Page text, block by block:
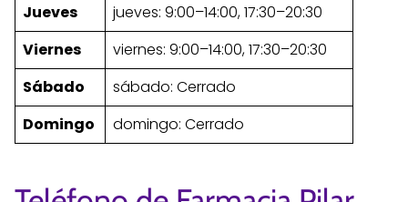
Jueves
jueves: 9:00–14:00, 17:30–20:30
Viernes
viernes: 9:00–14:00, 17:30–20:30
Sábado
sábado: Cerrado
Domingo
domingo: Cerrado